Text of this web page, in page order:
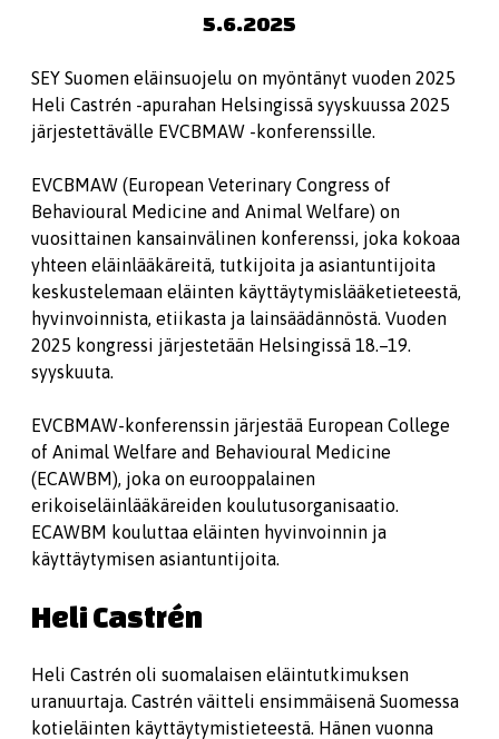
5.6.2025
SEY Suomen eläinsuojelu on myöntänyt vuoden 2025
Heli Castrén -apurahan Helsingissä syyskuussa 2025
järjestettävälle EVCBMAW -konferenssille.
EVCBMAW (European Veterinary Congress of
Behavioural Medicine and Animal Welfare) on
vuosittainen kansainvälinen konferenssi, joka kokoaa
yhteen eläinlääkäreitä, tutkijoita ja asiantuntijoita
keskustelemaan eläinten käyttäytymislääketieteestä,
hyvinvoinnista, etiikasta ja lainsäädännöstä. Vuoden
2025 kongressi järjestetään Helsingissä 18.–19.
syyskuuta.
EVCBMAW-konferenssin järjestää European College
of Animal Welfare and Behavioural Medicine
(ECAWBM), joka on eurooppalainen
erikoiseläinlääkäreiden koulutusorganisaatio.
ECAWBM kouluttaa eläinten hyvinvoinnin ja
käyttäytymisen asiantuntijoita.
Heli Castrén
Heli Castrén oli suomalaisen eläintutkimuksen
uranuurtaja. Castrén väitteli ensimmäisenä Suomessa
kotieläinten käyttäytymistieteestä. Hänen vuonna